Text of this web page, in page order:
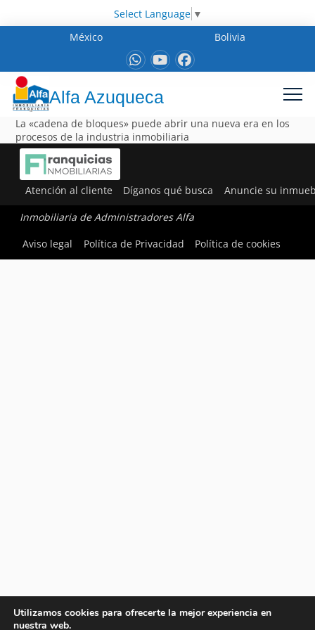
Select Language ▼
México
Bolivia
Alfa Azuqueca
La «cadena de bloques» puede abrir una nueva era en los
procesos de la industria inmobiliaria
Atención al cliente Díganos qué busca Anuncie su
Inmobiliaria de Administradores Alfa
Aviso legal
Política de Privacidad Política de cookies
Utilizamos cookies para ofrecerte la mejor experiencia en
nuestra web.